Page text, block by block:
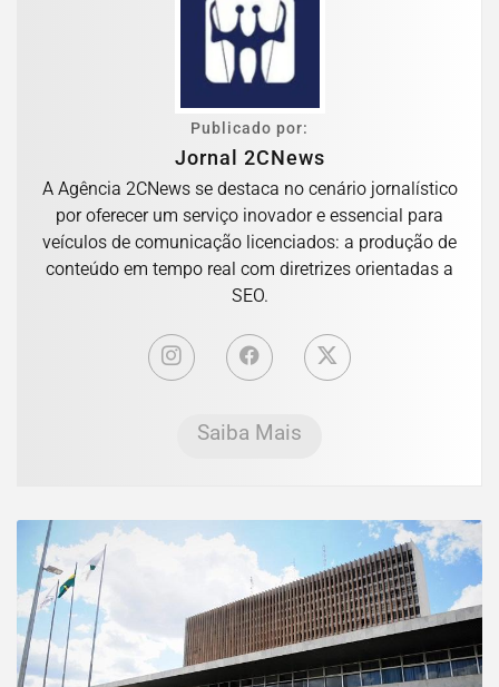
Publicado por:
Jornal 2CNews
A Agência 2CNews se destaca no cenário jornalístico
por oferecer um serviço inovador e essencial para
veículos de comunicação licenciados: a produção de
conteúdo em tempo real com diretrizes orientadas a
SEO.
Saiba Mais